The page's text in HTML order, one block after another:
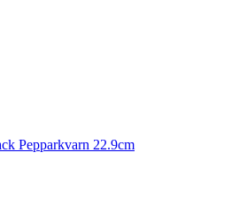
Pepparkvarn 22.9cm